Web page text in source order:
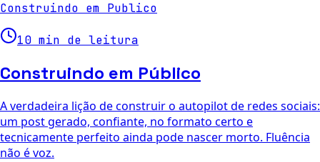
Construindo em Publico
10 min de leitura
Construindo em Público
A verdadeira lição de construir o autopilot de redes sociais:
um post gerado, confiante, no formato certo e
tecnicamente perfeito ainda pode nascer morto. Fluência
não é voz.